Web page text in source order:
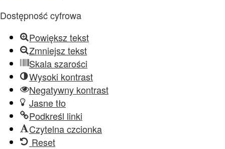
Dostępność cyfrowa
Powiększ tekst
Zmniejsz tekst
Skala szarości
Wysoki kontrast
Negatywny kontrast
Jasne tło
Podkreśl linki
Czytelna czcionka
Reset